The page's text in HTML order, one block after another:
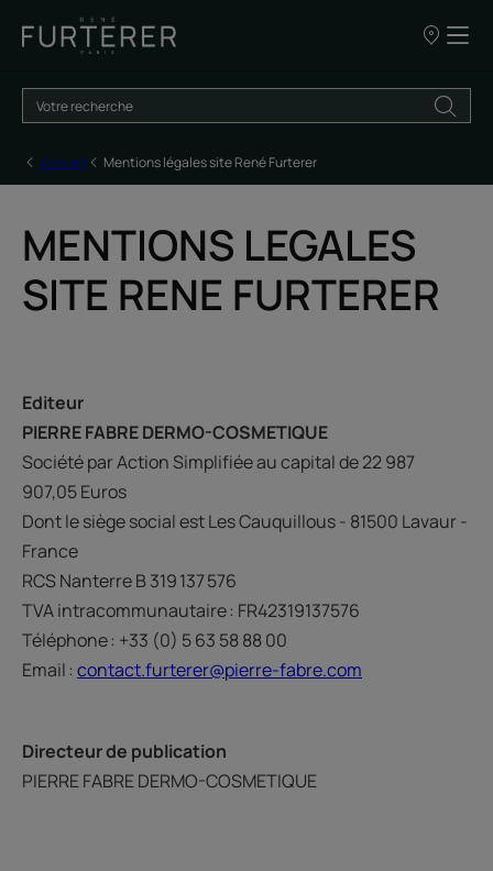
Nos
vente
Accueil Mentions légales site René Furterer
MENTIONS LEGALES
SITE RENE FURTERER
Editeur
PIERRE FABRE DERMO-COSMETIQUE
Société par Action Simplifiée au capital de 22 987
907,05 Euros
Dont le siège social est Les Cauquillous - 81500 Lavaur -
France
RCS Nanterre B 319 137 576
TVA intracommunautaire : FR42319137576
Téléphone : +33 (0) 5 63 58 88 00
Email : contact.furterer@pierre-fabre.com
Directeur de publication
PIERRE FABRE DERMO-COSMETIQUE